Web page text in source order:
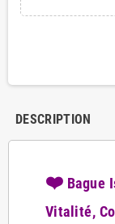
DESCRIPTION
❤️ Bague
Vitalité,